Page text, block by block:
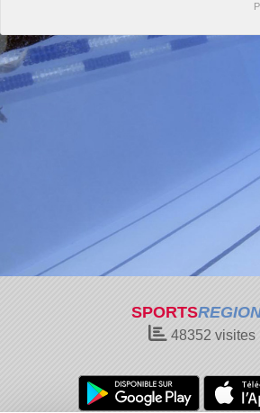
SPORTS
48352 visites